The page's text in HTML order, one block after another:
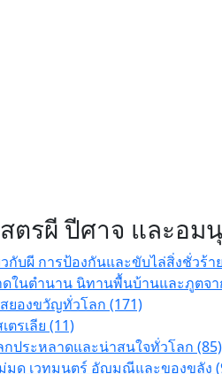
ตรผี ปีศาจ และอม
วกับผี การป้องกันและขับไล่สิ่งชั่วร้า
ในตำนาน นิทานพื้นบ้านและภูตจา
ยองขวัญทั่วโลก (171)
ตรเลีย (11)
กประหลาดและน่าสนใจทั่วโลก (85)
มด เวทมนตร์ อัญมณีและของขลัง